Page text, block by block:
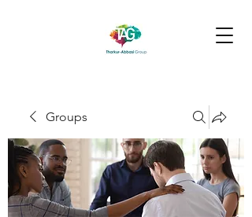
Groups